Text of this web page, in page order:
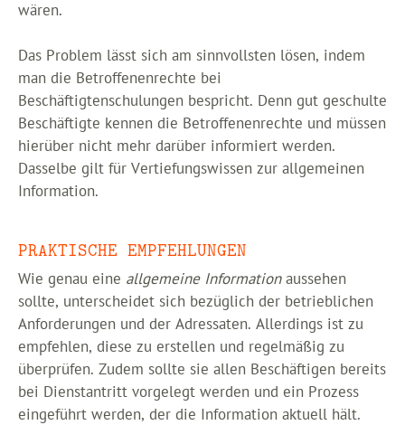
wären.
Das Problem lässt sich am sinnvollsten lösen, indem
man die Betroffenenrechte bei
Beschäftigtenschulungen bespricht. Denn gut geschulte
Beschäftigte kennen die Betroffenenrechte und müssen
hierüber nicht mehr darüber informiert werden.
Dasselbe gilt für Vertiefungswissen zur allgemeinen
Information.
PRAKTISCHE EMPFEHLUNGEN
Wie genau eine allgemeine Informationaussehen
sollte, unterscheidet sich bezüglich der betrieblichen
Anforderungen und der Adressaten. Allerdings ist zu
empfehlen, diese zu erstellen und regelmäßig zu
überprüfen. Zudem sollte sie allen Beschäftigen bereits
bei Dienstantritt vorgelegt werden und ein Prozess
eingeführt werden, der die Information aktuell hält.